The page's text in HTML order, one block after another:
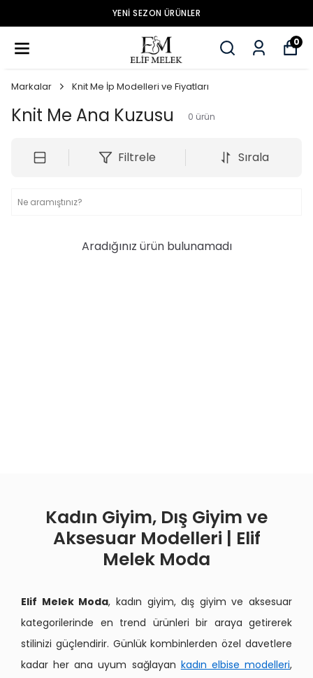
YENİ SEZON ÜRÜNLER
0
Markalar Knit Me İp Modelleri ve Fiyatları
Knit Me Ana Kuzusu 0 ürün
Filtrele Sırala
Aradığınız ürün bulunamadı
Kadın Giyim, Dış Giyim ve
Aksesuar Modelleri | Elif
Melek Moda
Elif Melek Moda, kadın giyim, dış giyim ve aksesuar
kategorilerinde en trend ürünleri bir araya getirerek
stilinizi güçlendirir. Günlük kombinlerden özel davetlere
kadar her ana uyum sağlayan kadın elbise modelleri,